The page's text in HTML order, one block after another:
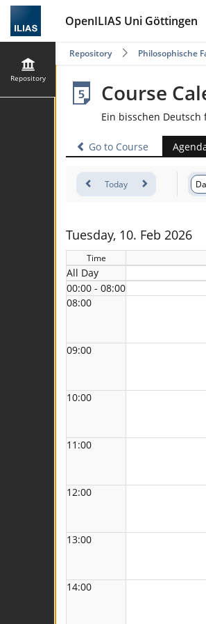
OpenILIAS Uni Göttingen
Repository
Repository Philosophische
Course
Ein bisschen
Go to Course
Today
Tuesday, 10. Feb 2026
Time
All Day
00:00 - 08:00
08:00
09:00
10:00
11:00
12:00
13:00
14:00